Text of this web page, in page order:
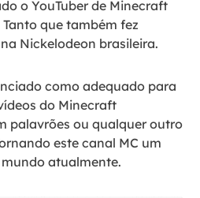
o YouTuber de Minecraft
que também fez
Nickelodeon brasileira.
como adequado para
do Minecraft
palavrões ou qualquer outro
este canal MC um
atualmente.